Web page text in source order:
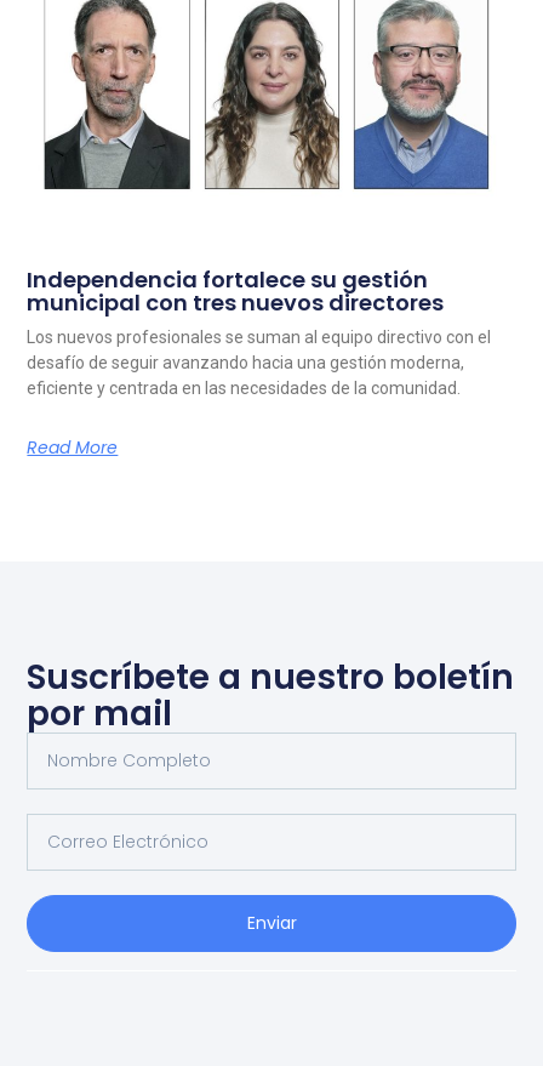
Independencia fortalece su gestión
municipal con tres nuevos directores
Los nuevos profesionales se suman al equipo directivo con el
desafío de seguir avanzando hacia una gestión moderna,
eficiente y centrada en las necesidades de la comunidad.
Read More
Suscríbete a nuestro boletín
por mail
Enviar